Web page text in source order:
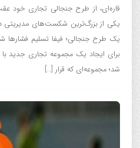
قاره‌ای، از طرح جنجالی تجاری خود
یکی از بزرگ‌ترین شکست‌های مدیریتی
یک طرح جنجالی؛ فیفا تسلیم فشارها
شد؛ مجموعه‌ای که قرار […]